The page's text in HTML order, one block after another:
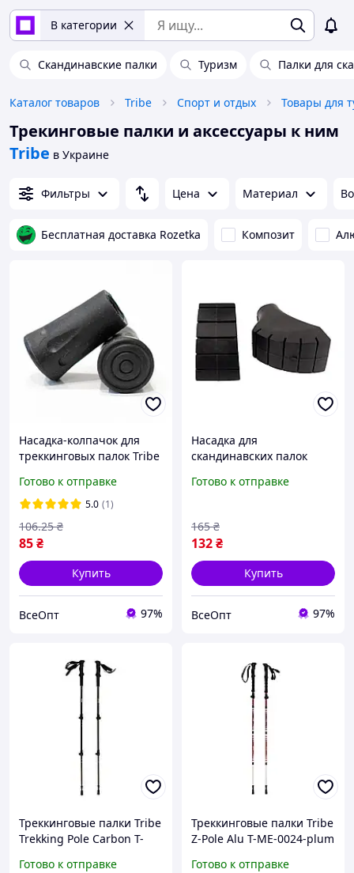
В категории
Скандинавские палки Туризм Палки для
Каталог товаров Tribe Спорт и отдых Товары для
Трекинговые палки и аксессуары к ним
Tribe в Украине
Фильтры Цена Материал
Бесплатная доставка Rozetka Композит
Насадка-колпачок для
треккинговых палок Tribe
для трейлраннинга и
активного отдыха
Готово к отправке
5.0 (1)
85₴
106.25 ₴
Купить
ВсеОпт 97%
Насадка для
скандинавских палок
MF-0004-black, для
туризма
Готово к отправке
132₴
165 ₴
Купить
ВсеОпт 97%
Треккинговые палки Tribe
Trekking Pole Carbon T-
Готово к отправке
Треккинговые палки Tribe
Z-Pole Alu T-ME-0024-plum
Готово к отправке